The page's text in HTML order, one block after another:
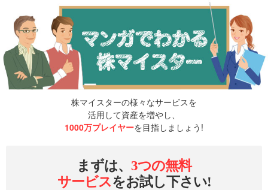
株マイスターの様々なサービスを
活用して資産を増やし、
1000万プレイヤーを目指しましょう!
まずは、 3つの無料
サービスをお試し下さい!